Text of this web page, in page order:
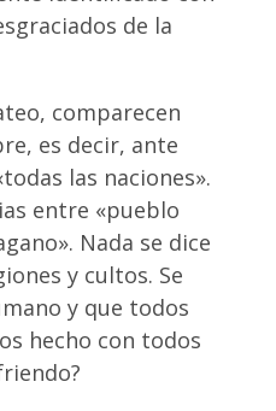
de la
comparecen
es decir, ante
las naciones».
entre «pueblo
Nada se dice
y cultos. Se
y que todos
hecho con todos